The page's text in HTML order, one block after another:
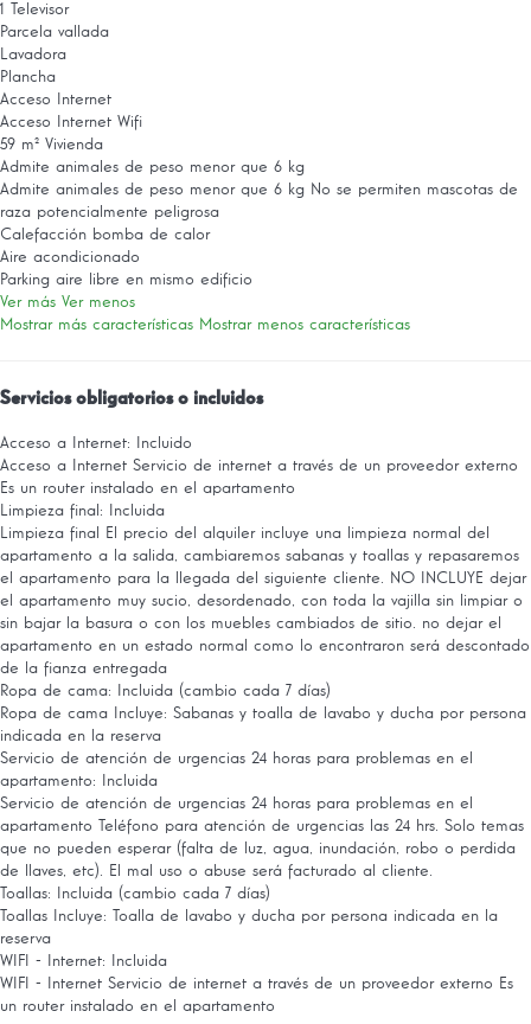
1 Televisor
Parcela vallada
Lavadora
Plancha
Acceso Internet
Acceso Internet Wifi
59 m² Vivienda
Admite animales de peso menor que 6 kg
Admite animales de peso menor que 6 kg No se permiten mascotas de
raza potencialmente peligrosa
Calefacción bomba de calor
Aire acondicionado
Parking aire libre en mismo edificio
Ver más Ver menos
Mostrar más características Mostrar menos características
Servicios obligatorios o incluidos
Acceso a Internet: Incluido
Acceso a Internet Servicio de internet a través de un proveedor externo
Es un router instalado en el apartamento
Limpieza final: Incluida
Limpieza final
El precio del alquiler incluye una limpieza normal del
apartamento a la salida, cambiaremos sabanas y toallas y repasaremos
el apartamento para la llegada del siguiente cliente. NO INCLUYE dejar
el apartamento muy sucio, desordenado, con toda la vajilla sin limpiar o
sin bajar la basura o con los muebles cambiados de sitio. no dejar el
apartamento en un estado normal como lo encontraron será descontado
de la fianza entregada
Ropa de cama: Incluida (cambio cada 7 días)
Ropa de cama
Incluye: Sabanas y toalla de lavabo y ducha por persona
indicada en la reserva
Servicio de atención de urgencias 24 horas para problemas en el
apartamento: Incluida
Servicio de atención de urgencias 24 horas para problemas en el
apartamento Teléfono para atención de urgencias las 24 hrs. Solo temas
que no pueden esperar (falta de luz, agua, inundación, robo o perdida
de llaves, etc). El mal uso o abuse será facturado al cliente.
Toallas: Incluida (cambio cada 7 días)
Toallas
Incluye: Toalla de lavabo y ducha por persona indicada en la
reserva
WIFI - Internet: Incluida
WIFI - Internet Servicio de internet a través de un proveedor externo Es
un router instalado en el apartamento